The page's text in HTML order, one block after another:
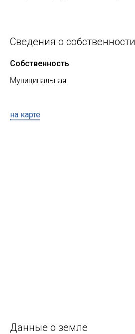
Сведения о собственности
Собственность
Муниципальная
на карте
Данные о земле